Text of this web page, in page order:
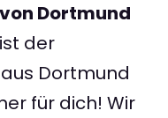
Dortmund
der
Dortmund
für dich! Wir